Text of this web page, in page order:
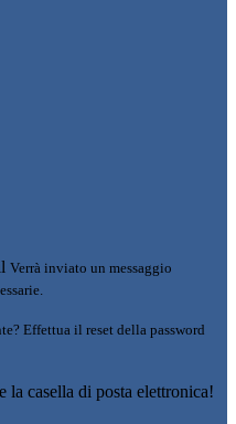
Verrà inviato un messaggio
Effettua il reset della password
casella di posta elettronica!